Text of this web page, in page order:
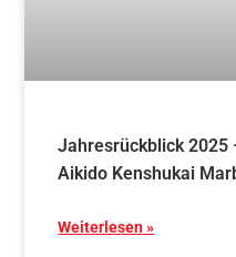
Jahresrückblick 2025
Aikido Kenshukai
Weiterlesen »